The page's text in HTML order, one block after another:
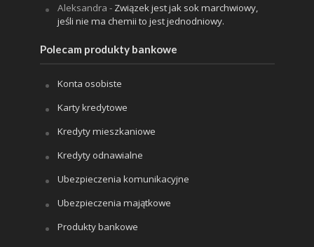
Aleksandra - Związek jest jak sok marchwiowy,
jeśli nie ma chemii to jest jednodniowy.
Polecam produkty bankowe
Konta osobiste
Karty kredytowe
Kredyty mieszkaniowe
Kredyty odnawialne
Ubezpieczenia komunikacyjne
Ubezpieczenia majątkowe
Produkty bankowe